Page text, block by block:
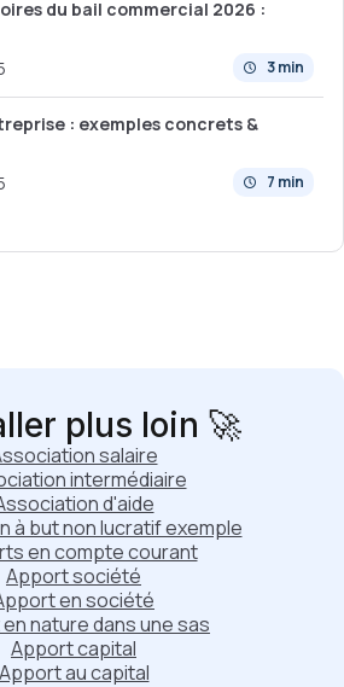
du bail commercial 2026 :
3 min
: exemples concrets &
7 min
plus loin 🚀
salaire
intermédiaire
d'aide
à but non lucratif exemple
en compte courant
Apport société
en société
nature dans une sas
Apport capital
Apport au capital